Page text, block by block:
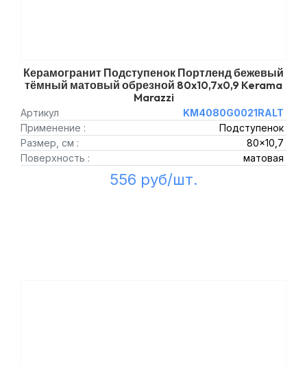
Керамогранит Подступенок Портленд бежевый
тёмный матовый обрезной 80x10,7x0,9 Kerama
Marazzi
Артикул
KM4080G0021RALT
Применение :
Подступенок
Размер, см :
80x10,7
Поверхность :
матовая
556 руб/шт.